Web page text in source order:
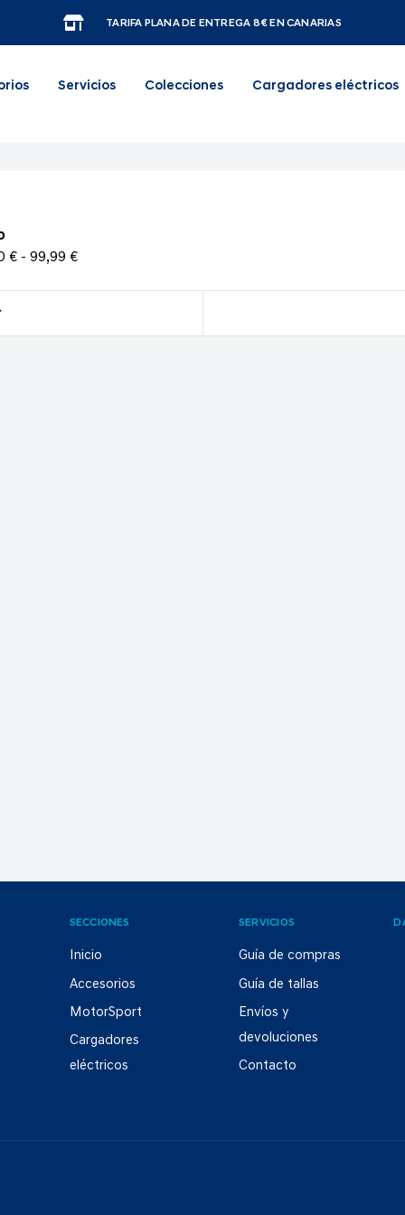
TARIFA PLANA DE ENTREGA 8€ EN CANARIAS
Servicios Colecciones Cargadores eléctricos
€ - 99,99 €
SECCIONES
Inicio
Accesorios
MotorSport
Cargadores
eléctricos
SERVICIOS
Guía de compras
Guía de tallas
Envíos y
devoluciones
Contacto